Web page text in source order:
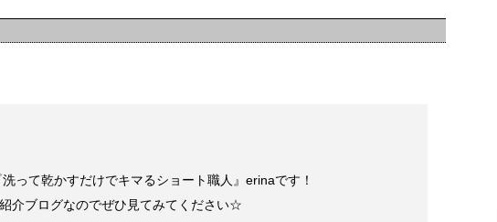
って乾かすだけでキマるショート職人』erinaです！
介ブログなのでぜひ見てみてください☆